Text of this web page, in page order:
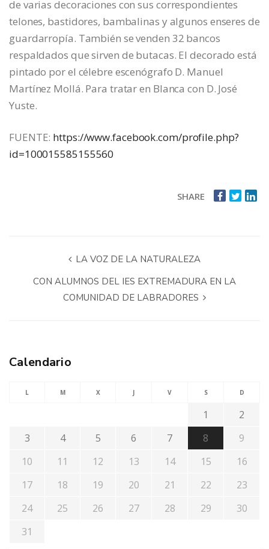
de varias decoraciones con sus correspondientes
telones, bastidores, bambalinas y algunos enseres de
guardarropía. También se venden 32 bancos
respaldados que sirven de butacas. El decorado está
pintado por el célebre escenógrafo D. Manuel
Martínez Mollá. Para tratar en Blanca con D. José
Yuste.
FUENTE: https://www.facebook.com/profile.php?
id=100015585155560
SHARE
LA VOZ DE LA NATURALEZA
CON ALUMNOS DEL IES EXTREMADURA EN LA
COMUNIDAD DE LABRADORES
Calendario
L M X J V S D
1
2
3
4 5 6 7 8
9
10
11 12 13 14 15
16
17
18 19 20 21 22
23
24
25 26 27 28 29
30
31